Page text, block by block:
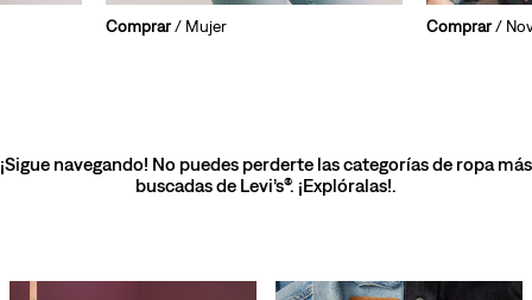
Comprar/ Mujer Comprar/
¡Sigue navegando! No puedes perderte las categorías de ropa más
buscadas de Levi’s®. ¡Explóralas!.